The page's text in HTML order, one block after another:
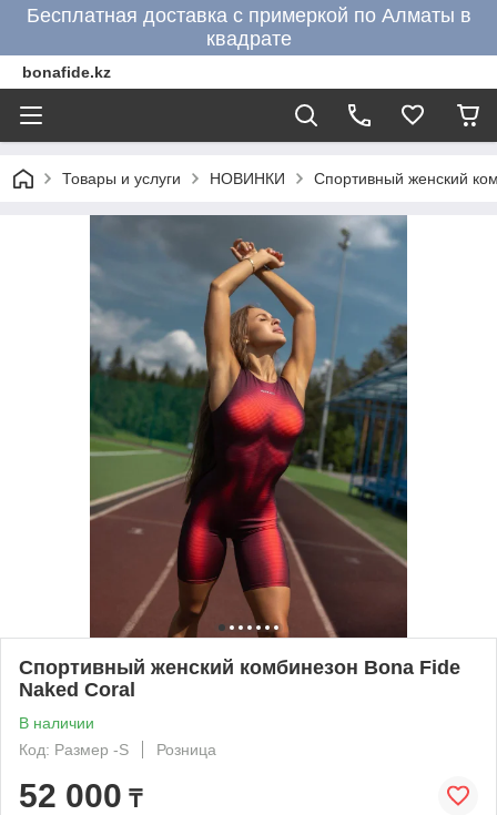
Бесплатная доставка с примеркой по Алматы в
квадрате
bonafide.kz
Товары и услуги НОВИНКИ Спортивный женский
Спортивный женский комбинезон Bona Fide
Naked Coral
В наличии
Код: Размер -S
Розница
52 000 ₸